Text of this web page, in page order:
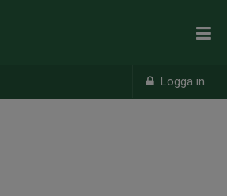
Logga in